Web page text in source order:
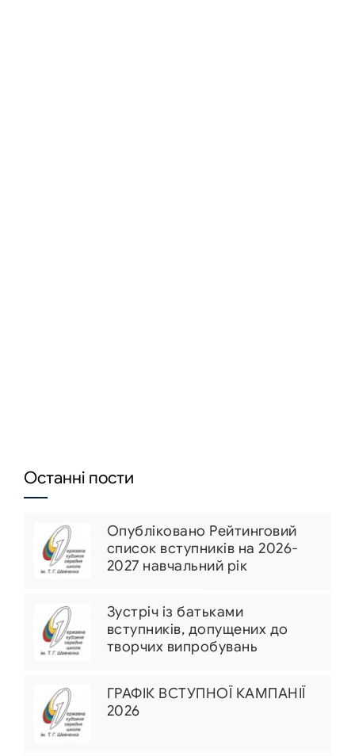
Останні пости
Опубліковано Рейтинговий
список вступників на 2026-
2027 навчальний рік
Зустріч із батьками
вступників, допущених до
творчих випробувань
ГРАФІК ВСТУПНОЇ КАМПАНІЇ
2026